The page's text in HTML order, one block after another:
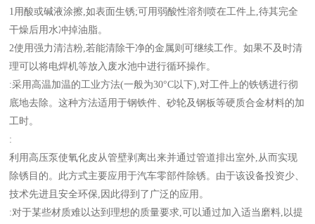
1用酸或碱液涂擦,如表面生锈;可用弱酸性溶剂喷在工件上,待其完全
干燥后用水冲掉油脂。
2使用强力清洁粉,若能清除干净的金属则可继续工作。如果不及时清
理可以将电焊机等放入废水池中进行循环操作。
:采用高温加温的工业方法(一般为30°C以下),对工件上的铁锈进行彻
底地去除。这种方法适用于钢铁件、砂轮及钢板等硬质合金材料的加
工时。
:
利用高压泵使氧化皮从管壁剥离出来并通过管道排出室外,从而实现
除锈目的。此方式主要应用于汽车零部件除锈。由于该设备投资少、
技术先进且安全环保,因此得到了广泛的应用。
:对于某些材质难以达到理想的质量要求,可以通过加入适当磨料,以提